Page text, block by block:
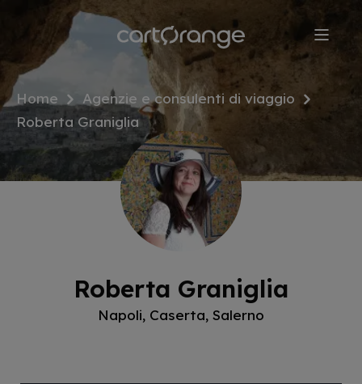
contenuto
principale
Home
Agenzie e consulenti di viaggio
Roberta Graniglia
Roberta Graniglia
Napoli, Caserta, Salerno